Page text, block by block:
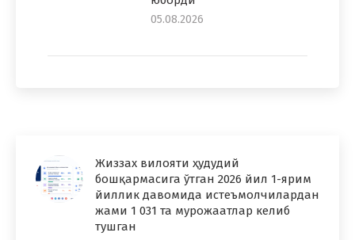
05.08.2026
Жиззах вилояти ҳудудий
бошқармасига ўтган 2026 йил 1-ярим
йиллик давомида истеъмолчилардан
жами 1 031 та мурожаатлар келиб
тушган